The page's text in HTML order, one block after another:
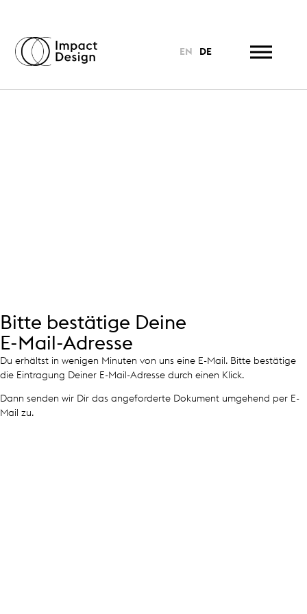
EN DE
Bitte bestätige Deine
E-Mail-Adresse
Du erhältst in wenigen Minuten von uns eine E-Mail. Bitte bestätige
die Eintragung Deiner E-Mail-Adresse durch einen Klick.
Dann senden wir Dir das angeforderte Dokument umgehend per E-
Mail zu.